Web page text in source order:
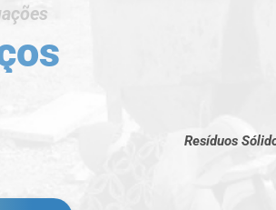
Resíduos